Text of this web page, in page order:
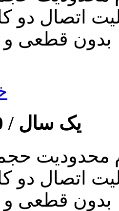
اتصال دو
بدون قطعی
یک سال /
محدودیت
اتصال دو
بدون قطعی